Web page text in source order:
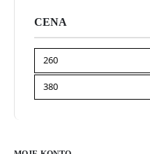
CENA
Cena